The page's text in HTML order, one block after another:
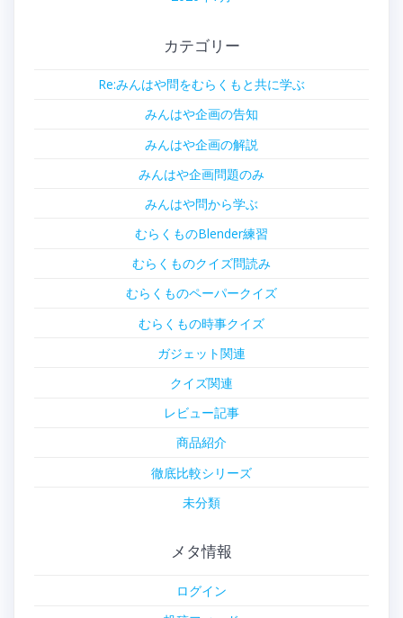
カテゴリー
Re:みんはや問をむらくもと共に学ぶ
みんはや企画の告知
みんはや企画の解説
みんはや企画問題のみ
みんはや問から学ぶ
むらくものBlender練習
むらくものクイズ問読み
むらくものペーパークイズ
むらくもの時事クイズ
ガジェット関連
クイズ関連
レビュー記事
商品紹介
徹底比較シリーズ
未分類
メタ情報
ログイン